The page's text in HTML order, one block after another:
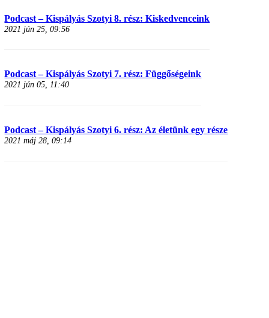
Podcast – Kispályás Szotyi 8. rész: Kiskedvenceink
2021 jún 25, 09:56
Podcast – Kispályás Szotyi 7. rész: Függőségeink
2021 jún 05, 11:40
Podcast – Kispályás Szotyi 6. rész: Az életünk egy része
2021 máj 28, 09:14